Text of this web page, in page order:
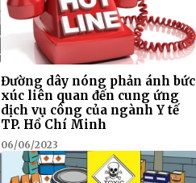
Đường dây nóng phản ánh bức
xúc liên quan đến cung ứng
dịch vụ công của ngành Y tế
TP. Hồ Chí Minh
06/06/2023